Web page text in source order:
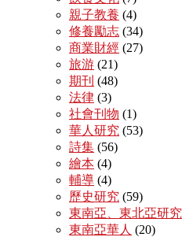
親子教養 (4)
修養勵志 (34)
商業財經 (27)
旅游 (21)
期刊 (48)
法律 (3)
社會刊物 (1)
華人研究 (53)
詩集 (56)
繪本 (4)
輔導 (4)
歷史研究 (59)
東南亞、東北亞研究
東南亞華人 (20)